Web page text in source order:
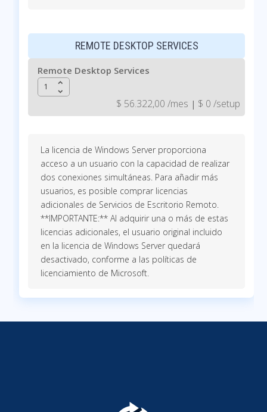
REMOTE DESKTOP SERVICES
Remote Desktop Services
keyboard_arrow_up
keyboard_arrow_down
$ 56.322,00 /mes | $ 0 /setup
La licencia de Windows Server proporciona
acceso a un usuario con la capacidad de realizar
dos conexiones simultáneas. Para añadir más
usuarios, es posible comprar licencias
adicionales de Servicios de Escritorio Remoto.
**IMPORTANTE:** Al adquirir una o más de estas
licencias adicionales, el usuario original incluido
en la licencia de Windows Server quedará
desactivado, conforme a las políticas de
licenciamiento de Microsoft.